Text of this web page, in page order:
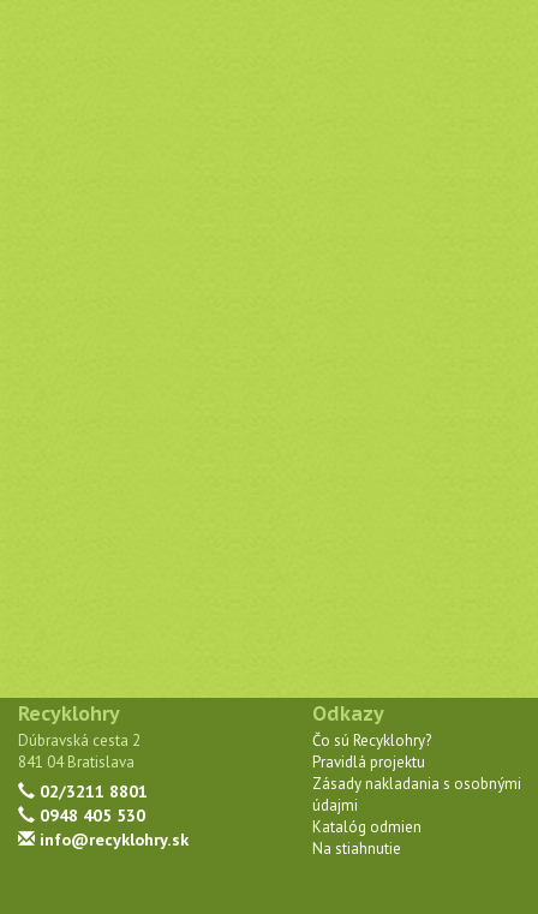
Recyklohry
Dúbravská cesta 2
841 04 Bratislava
02/3211 8801
0948 405 530
info@recyklohry.sk
Odkazy
Čo sú Recyklohry?
Pravidlá projektu
Zásady nakladania s osobnými
údajmi
Katalóg odmien
Na stiahnutie